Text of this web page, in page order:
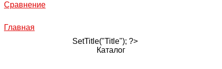
Сравнение
Главная
SetTitle("Title"); ?>
Каталог